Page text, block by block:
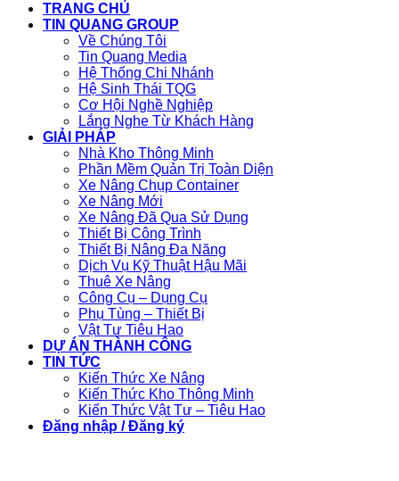
TRANG CHỦ
TIN QUANG GROUP
Về Chúng Tôi
Tin Quang Media
Hệ Thống Chi Nhánh
Hệ Sinh Thái TQG
Cơ Hội Nghề Nghiệp
Lắng Nghe Từ Khách Hàng
GIẢI PHÁP
Nhà Kho Thông Minh
Phần Mềm Quản Trị Toàn Diện
Xe Nâng Chụp Container
Xe Nâng Mới
Xe Nâng Đã Qua Sử Dụng
Thiết Bị Công Trình
Thiết Bị Nâng Đa Năng
Dịch Vụ Kỹ Thuật Hậu Mãi
Thuê Xe Nâng
Công Cụ – Dụng Cụ
Phụ Tùng – Thiết Bị
Vật Tư Tiêu Hao
DỰ ÁN THÀNH CÔNG
TIN TỨC
Kiến Thức Xe Nâng
Kiến Thức Kho Thông Minh
Kiến Thức Vật Tư – Tiêu Hao
Đăng nhập / Đăng ký